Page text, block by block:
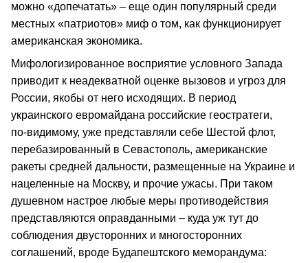
можно «допечатать» – еще один популярный среди
местных «патриотов» миф о том, как функционирует
американская экономика.
Мифологизированное восприятие условного Запада
приводит к неадекватной оценке вызовов и угроз для
России, якобы от него исходящих. В период
украинского евромайдана российские геостратеги,
по‑видимому, уже представляли себе Шестой флот,
перебазированный в Севастополь, американские
ракеты средней дальности, размещенные на Украине и
нацеленные на Москву, и прочие ужасы. При таком
душевном настрое любые меры противодействия
представляются оправданными – куда уж тут до
соблюдения двусторонних и многосторонних
соглашений, вроде Будапештского меморандума: